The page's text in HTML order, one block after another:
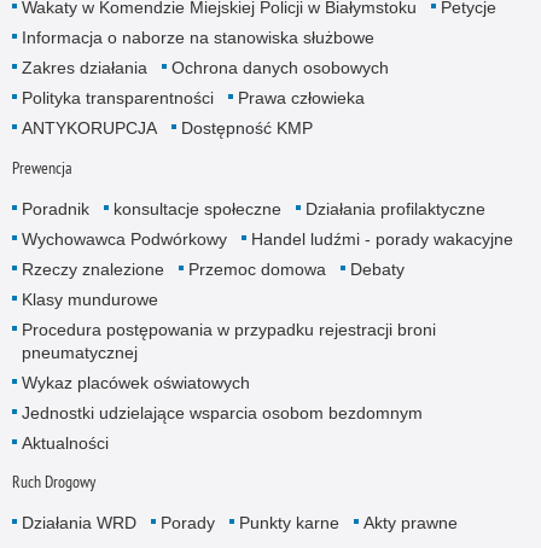
Wakaty w Komendzie Miejskiej Policji w Białymstoku
Petycje
Informacja o naborze na stanowiska służbowe
Zakres działania
Ochrona danych osobowych
Polityka transparentności
Prawa człowieka
ANTYKORUPCJA
Dostępność KMP
Prewencja
Poradnik konsultacje społeczne
Działania profilaktyczne
Wychowawca Podwórkowy
Handel ludźmi - porady wakacyjne
Rzeczy znalezione
Przemoc domowa
Debaty
Klasy mundurowe
Procedura postępowania w przypadku rejestracji broni
pneumatycznej
Wykaz placówek oświatowych
Jednostki udzielające wsparcia osobom bezdomnym
Aktualności
Ruch Drogowy
Działania WRD Porady Punkty karne Akty prawne